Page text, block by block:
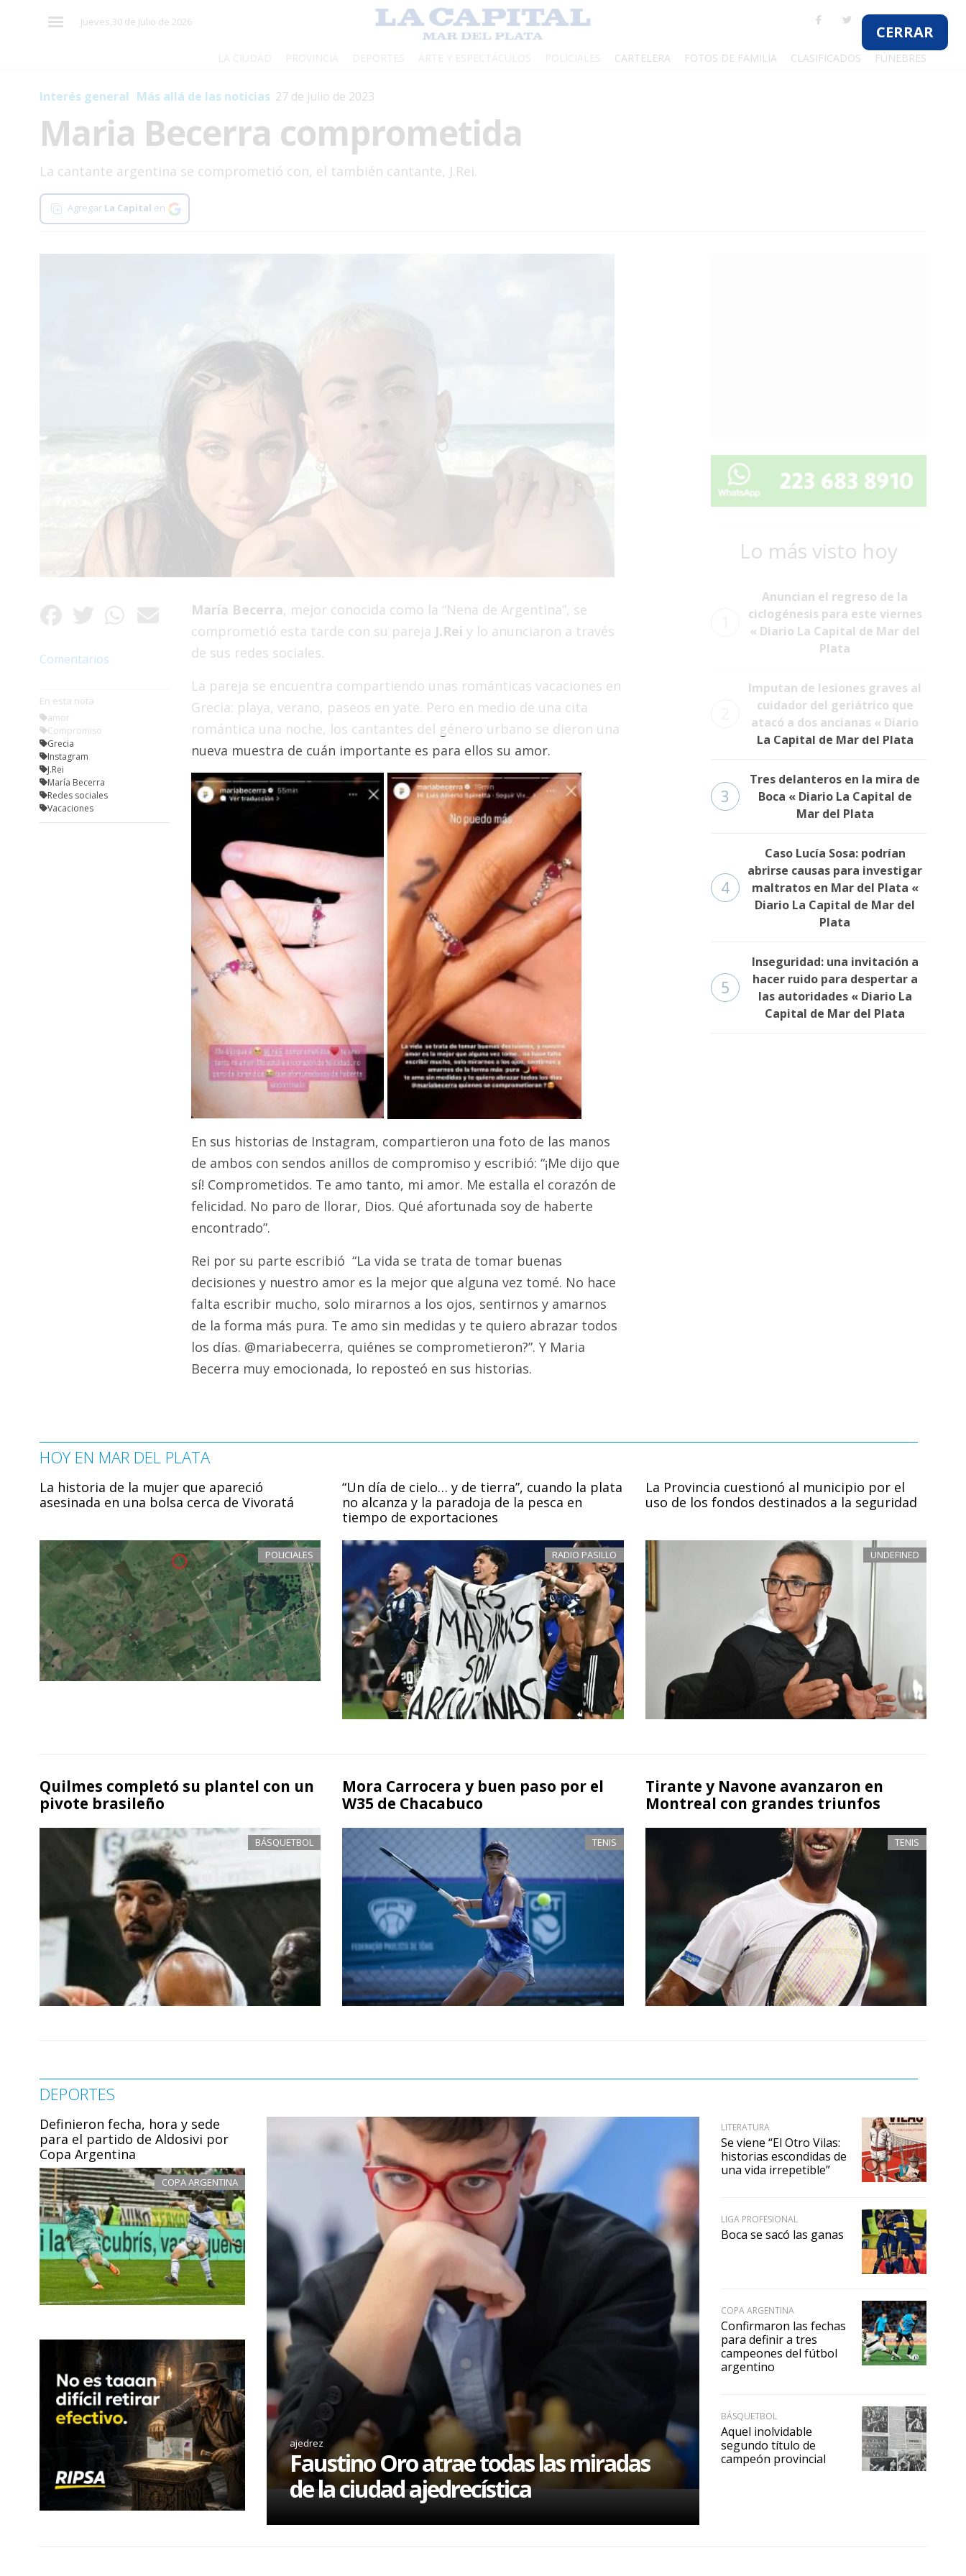
Jueves,30 de Julio de 2026
CARTELERA FOTOS DE FAMILIA CLASIFICADOS FÚNEBRES
Interés general Más allá de las noticias 27 de julio de 2023
Maria Becerra comprometida
La cantante argentina se comprometió con, el también cantante, J.Rei.
Agregar La Capital en
Comentarios
En esta nota
amor
Compromiso
Grecia
Instagram
J.Rei
María Becerra
Redes sociales
Vacaciones
María Becerra, mejor conocida como la “Nena de Argentina”, se
comprometió esta tarde con su pareja J.Rei y lo anunciaron a través
de sus redes sociales.
La pareja se encuentra compartiendo unas románticas vacaciones en
Grecia: playa, verano, paseos en yate. Pero en medio de una cita
romántica una noche, los cantantes del género urbano se dieron una
nueva muestra de cuán importante es para ellos su amor.
En sus historias de Instagram, compartieron una foto de las manos
de ambos con sendos anillos de compromiso y escribió: “¡Me dijo que
sí! Comprometidos. Te amo tanto, mi amor. Me estalla el corazón de
felicidad. No paro de llorar, Dios. Qué afortunada soy de haberte
encontrado”.
Rei por su parte escribió “La vida se trata de tomar buenas
decisiones y nuestro amor es la mejor que alguna vez tomé. No hace
falta escribir mucho, solo mirarnos a los ojos, sentirnos y amarnos
de la forma más pura. Te amo sin medidas y te quiero abrazar todos
los días. @mariabecerra, quiénes se comprometieron?”. Y Maria
Becerra muy emocionada, lo reposteó en sus historias.
Lo más visto hoy
Anuncian el regreso de la
ciclogénesis para este viernes
« Diario La Capital de Mar del
Plata
Imputan de lesiones graves al
cuidador del geriátrico que
atacó a dos ancianas « Diario
La Capital de Mar del Plata
3
Tres delanteros en la mira de
Boca « Diario La Capital de
Mar del Plata
4
Caso Lucía Sosa: podrían
abrirse causas para investigar
maltratos en Mar del Plata «
Diario La Capital de Mar del
Plata
5
Inseguridad: una invitación a
hacer ruido para despertar a
las autoridades « Diario La
Capital de Mar del Plata
HOY EN MAR DEL PLATA
La historia de la mujer que apareció
asesinada en una bolsa cerca de Vivoratá
POLICIALES
“Un día de cielo… y de tierra”, cuando la plata
no alcanza y la paradoja de la pesca en
tiempo de exportaciones
RADIO PASILLO
La Provincia cuestionó al municipio por el
uso de los fondos destinados a la seguridad
UNDEFINED
Quilmes completó su plantel con un
pivote brasileño
BÁSQUETBOL
Mora Carrocera y buen paso por el
W35 de Chacabuco
TENIS
Tirante y Navone avanzaron en
Montreal con grandes triunfos
TENIS
DEPORTES
Definieron fecha, hora y sede
para el partido de Aldosivi por
Copa Argentina
COPA ARGENTINA
ajedrez
Faustino Oro atrae todas las miradas
de la ciudad ajedrecística
LITERATURA
Se viene “El Otro Vilas:
historias escondidas de
una vida irrepetible”
LIGA PROFESIONAL
Boca se sacó las ganas
COPA ARGENTINA
Confirmaron las fechas
para definir a tres
campeones del fútbol
argentino
BÁSQUETBOL
Aquel inolvidable
segundo título de
campeón provincial